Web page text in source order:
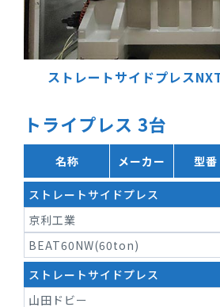
ストレートサイドプレス
トライプレス 3台
名称 メーカー 型番
ストレートサイドプレス
京利工業
BEAT60NW(60ton)
ストレートサイドプレス
山田ドビー